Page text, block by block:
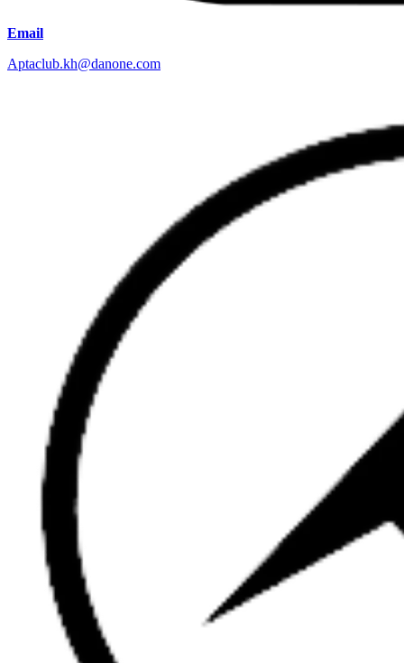
Email
Aptaclub.kh@danone.com